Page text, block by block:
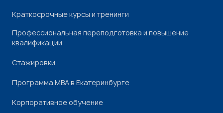
Краткосрочные курсы и тренинги
Профессиональная переподготовка и повышение
квалификации
Стажировки
Программа МВА в Екатеринбурге
Корпоративное обучение